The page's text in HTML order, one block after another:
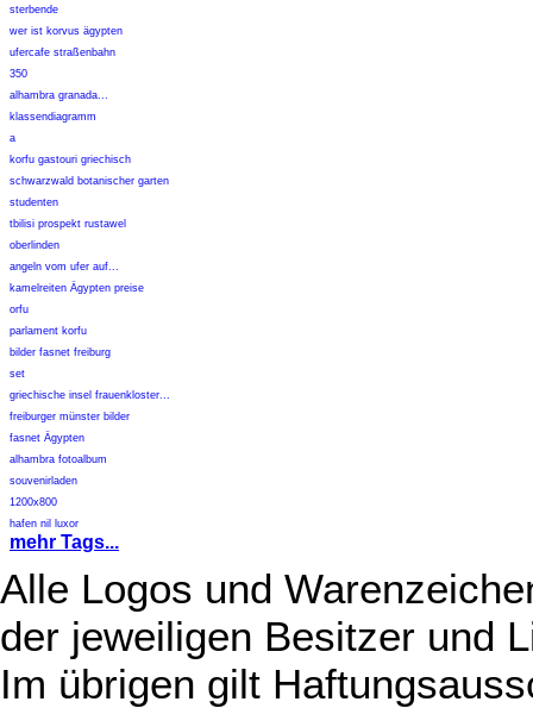
sterbende
wer ist korvus ägypten
ufercafe straßenbahn
350
alhambra granada...
klassendiagramm
a
korfu gastouri griechisch
schwarzwald botanischer garten
studenten
tbilisi prospekt rustawel
oberlinden
angeln vom ufer auf...
kamelreiten Ägypten preise
orfu
parlament korfu
bilder fasnet freiburg
set
griechische insel frauenkloster...
freiburger münster bilder
fasnet Ägypten
alhambra fotoalbum
souvenirladen
1200x800
hafen nil luxor
mehr Tags...
Alle Logos und
der jeweiligen Besitzer und
Im übrigen gilt